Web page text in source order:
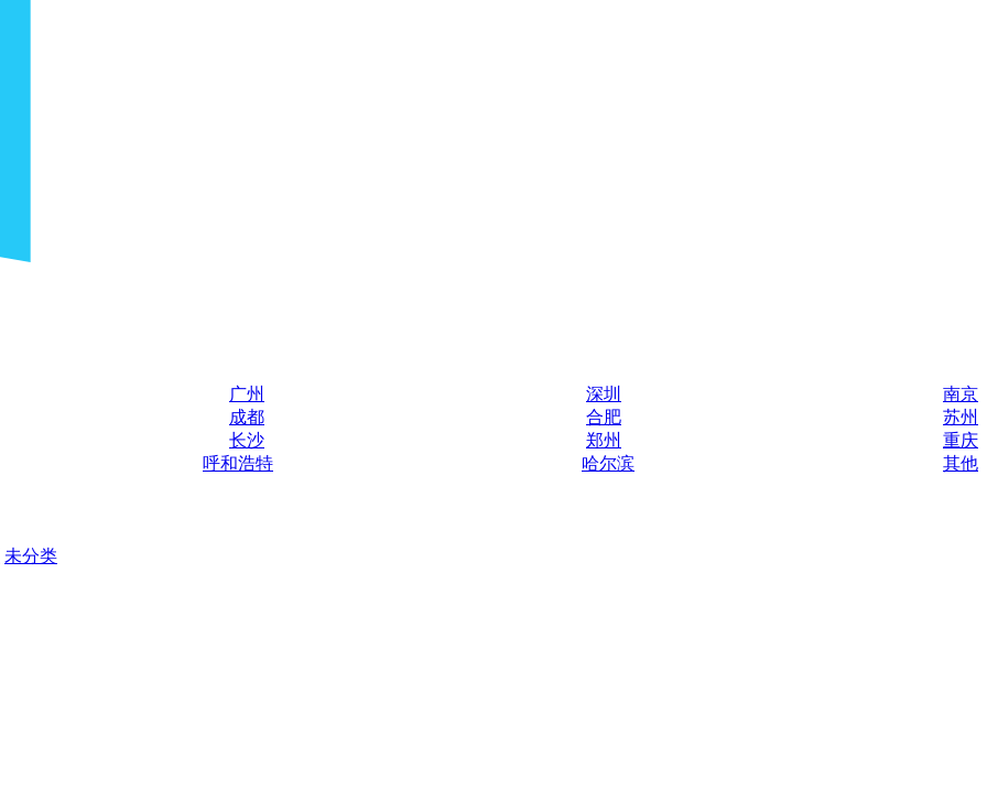
广州 深圳
南京
成都 合肥
苏州
长沙 郑州
重庆
呼和浩特 哈尔滨
其他
未分类